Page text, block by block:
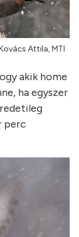
Attila, MTI
akik home
ha egyszer
perc